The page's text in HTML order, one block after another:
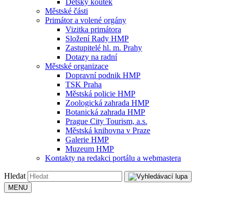
Dětský koutek
Městské části
Primátor a volené orgány
Vizitka primátora
Složení Rady HMP
Zastupitelé hl. m. Prahy
Dotazy na radní
Městské organizace
Dopravní podnik HMP
TSK Praha
Městská policie HMP
Zoologická zahrada HMP
Botanická zahrada HMP
Prague City Tourism, a.s.
Městská knihovna v Praze
Galerie HMP
Muzeum HMP
Kontakty na redakci portálu a webmastera
Hledat
MENU